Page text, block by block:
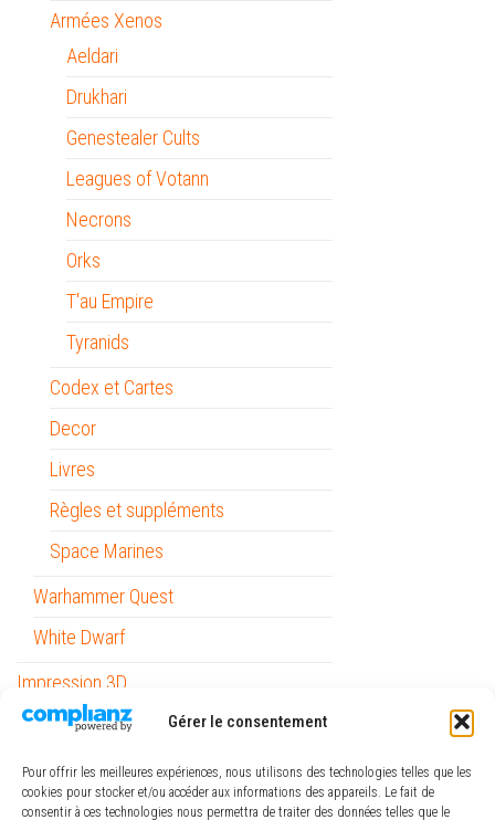
Gérer le consentement
Pour offrir les meilleures expériences, nous utilisons des technologies telles que les
cookies pour stocker et/ou accéder aux informations des appareils. Le fait de
consentir à ces technologies nous permettra de traiter des données telles que le
Armées Xenos
Aeldari
Drukhari
Genestealer Cults
Leagues of Votann
Necrons
Orks
T'au Empire
Tyranids
Codex et Cartes
Decor
Livres
Règles et suppléments
Space Marines
Warhammer Quest
White Dwarf
Impression 3D
Informatique
Mobilité
Outils